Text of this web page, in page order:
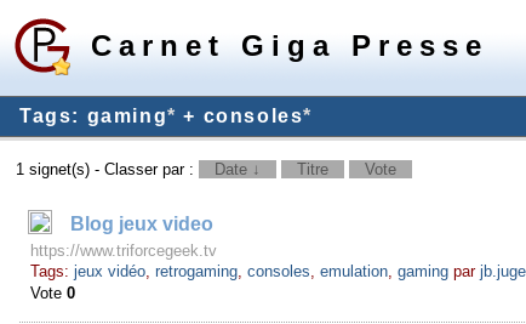
Carnet Giga Presse
Tags: gaming* + consoles*
1 signet(s) - Classer par : Date ↓ Titre Vote
Blog jeux video
https://www.triforcegeek.tv
Tags:jeux vidéo,retrogaming,consoles,emulation,gaming parjb.juge
Vote0